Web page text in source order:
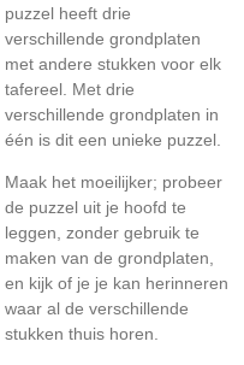
puzzel heeft drie
verschillende grondplaten
met andere stukken voor elk
tafereel. Met drie
verschillende grondplaten in
één is dit een unieke puzzel.
Maak het moeilijker; probeer
de puzzel uit je hoofd te
leggen, zonder gebruik te
maken van de grondplaten,
en kijk of je je kan herinneren
waar al de verschillende
stukken thuis horen.